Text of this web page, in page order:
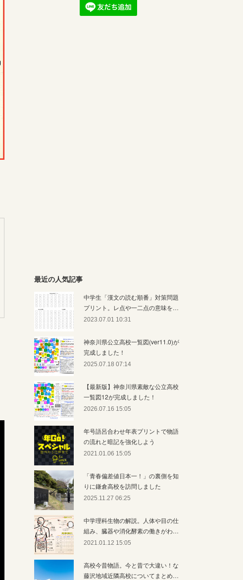
最近の人気記事
中学生「漢文の読む順番」対策問題
プリント。レ点や一二点の意味を…
2023.07.01 10:31
神奈川県公立高校一覧図(ver11.0)が
完成しました！
2025.07.18 07:14
【最新版】神奈川県素敵な公立高校
一覧図12が完成しました！
2026.07.16 15:05
年号語呂合わせ年表プリントで物語
の流れと暗記を強化しよう
2021.01.06 15:05
「青春偏差値日本一！」の裏側を知
りに鎌倉高校を訪問しました
2025.11.27 06:25
中学理科生物の解説。人体や目の仕
組み、臓器や消化酵素の働きがわ…
2021.01.12 15:05
高校今昔物語。今と昔で大違い！な
藤沢地域近隣高校についてまとめ…